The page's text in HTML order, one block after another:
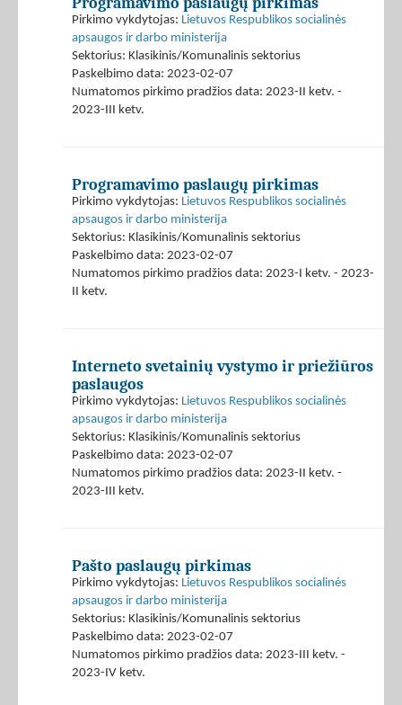
Pirkimo vykdytojas: Lietuvos Respublikos socialinės
apsaugos ir darbo ministerija
Sektorius: Klasikinis/Komunalinis sektorius
Paskelbimo data: 2023-02-07
Numatomos pirkimo pradžios data: 2023-II ketv. -
2023-III ketv.
Programavimo paslaugų pirkimas
Pirkimo vykdytojas: Lietuvos Respublikos socialinės
apsaugos ir darbo ministerija
Sektorius: Klasikinis/Komunalinis sektorius
Paskelbimo data: 2023-02-07
Numatomos pirkimo pradžios data: 2023-I ketv. - 2023-
II ketv.
Interneto svetainių vystymo ir priežiūros
paslaugos
Pirkimo vykdytojas: Lietuvos Respublikos socialinės
apsaugos ir darbo ministerija
Sektorius: Klasikinis/Komunalinis sektorius
Paskelbimo data: 2023-02-07
Numatomos pirkimo pradžios data: 2023-II ketv. -
2023-III ketv.
Pašto paslaugų pirkimas
Pirkimo vykdytojas: Lietuvos Respublikos socialinės
apsaugos ir darbo ministerija
Sektorius: Klasikinis/Komunalinis sektorius
Paskelbimo data: 2023-02-07
Numatomos pirkimo pradžios data: 2023-III ketv. -
2023-IV ketv.